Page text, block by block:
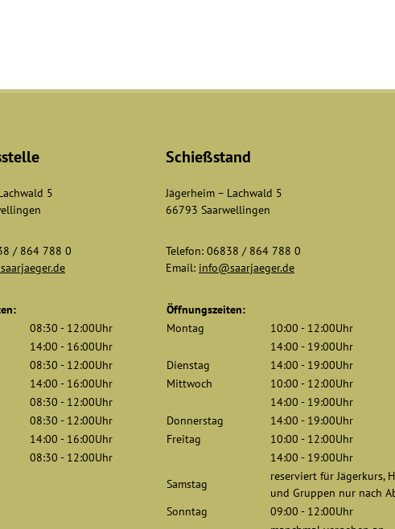
5
/ 864 788 0
08:30 - 12:00Uhr
14:00 - 16:00Uhr
08:30 - 12:00Uhr
14:00 - 16:00Uhr
08:30 - 12:00Uhr
08:30 - 12:00Uhr
14:00 - 16:00Uhr
08:30 - 12:00Uhr
Schießstand
Jägerheim – Lachwald 5
66793 Saarwellingen
Telefon: 06838 / 864 788 0
Email: info@saarjaeger.de
Öffnungszeiten:
Montag
10:00 - 12:00Uhr
14:00 - 19:00Uhr
Dienstag
14:00 - 19:00Uhr
Mittwoch
10:00 - 12:00Uhr
14:00 - 19:00Uhr
Donnerstag
14:00 - 19:00Uhr
Freitag
10:00 - 12:00Uhr
14:00 - 19:00Uhr
Samstag
reserviert für Jägerkurs,
und Gruppen nur nach
Sonntag
09:00 - 12:00Uhr